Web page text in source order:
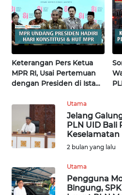
Keterangan Pers Ketua
MPR RI, Usai Pertemuan
dengan Presiden di Istana
Utama
Jelang
PLN UID Bali
2 bulan yang lalu
Utama
Pengguna
Bingung,
WN
LAMPUNG
WN
JATENG
WN
NUSANTARA
WN
JOGJA
WN
WN